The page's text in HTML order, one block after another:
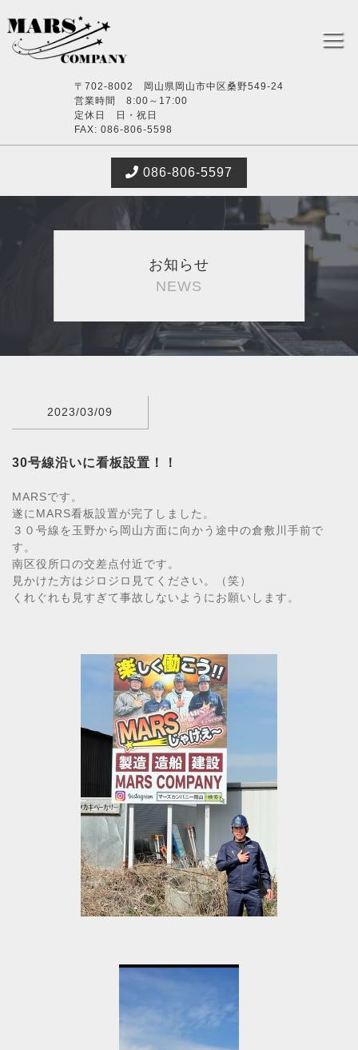
〒702-8002 岡山県岡山市中区桑野549-24
営業時間 8:00～17:00
定休日 日・祝日
FAX: 086-806-5598
086-806-5597
お知らせ
NEWS
2023/03/09
30号線沿いに看板設置！！
MARSです。
遂にMARS看板設置が完了しました。
３０号線を玉野から岡山方面に向かう途中の倉敷川手前で
す。
南区役所口の交差点付近です。
見かけた方はジロジロ見てください。（笑）
くれぐれも見すぎて事故しないようにお願いします。